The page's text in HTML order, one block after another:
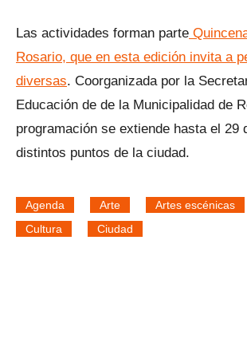
Las actividades forman parte
Rosario, que en esta edición invita a
diversas. Coorganizada por la
Educación de de la Municipalidad de
programación se extiende hasta el 29
distintos puntos de la ciudad.
Agenda Arte Artes escénicas
Cultura
Ciudad